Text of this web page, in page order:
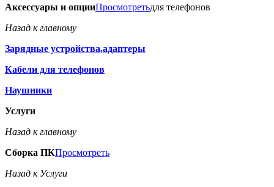
Аксессуары и опцииПросмотретьдля телефонов
Назад к главному
Зарядные устройства,адаптеры
Кабели для телефонов
Наушники
Услуги
Назад к главному
Сборка ПКПросмотреть
Назад к Услуги